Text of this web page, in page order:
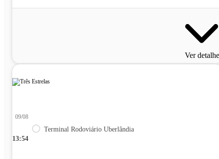
Ver
13:54
09/08
Terminal Rodoviário Uberlândia